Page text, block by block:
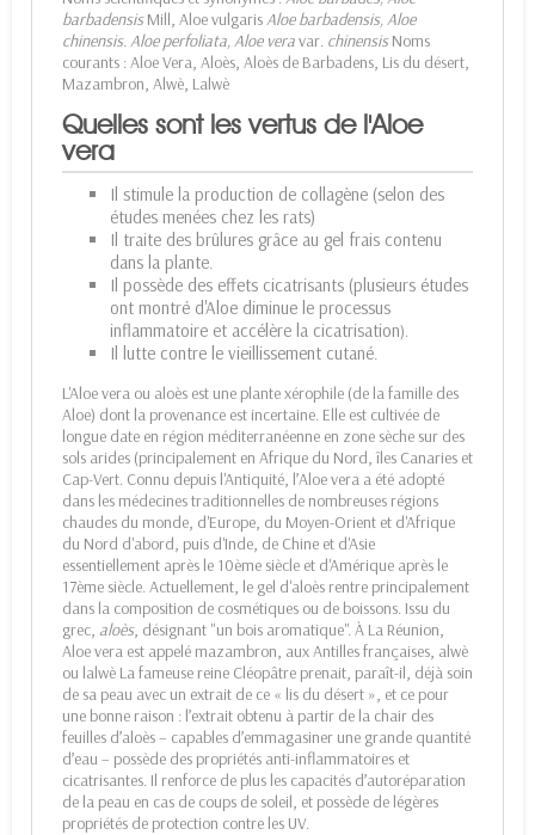
barbadensisMill, Aloe vulgarisAloe barbadensis, Aloe
chinensis.Aloe perfoliata,Aloe veravar. chinensisNoms
courants : Aloe Vera, Aloès, Aloès de Barbadens, Lis du désert,
Mazambron, Alwè, Lalwè
Quelles sont les vertus de l'Aloe
vera
Il stimule la production de collagène (selon des
études menées chez les rats)
Il traite des brûlures grâce au gel frais contenu
dans la plante.
Il possède des effets cicatrisants (plusieurs études
ont montré d'Aloe diminue le processus
inflammatoire et accélère la cicatrisation).
Il lutte contre le vieillissement cutané.
L'Aloe vera ou aloès est une plante xérophile (de la famille des
Aloe) dont la provenance est incertaine. Elle est cultivée de
longue date en région méditerranéenne en zone sèche sur des
sols arides (principalement en Afrique du Nord, îles Canaries et
Cap-Vert. Connu depuis l'Antiquité, l’Aloe vera a été adopté
dans les médecines traditionnelles de nombreuses régions
chaudes du monde, d'Europe, du Moyen-Orient et d'Afrique
du Nord d'abord, puis d'Inde, de Chine et d'Asie
essentiellement après le 10ème siècle et d'Amérique après le
17ème siècle. Actuellement, le gel d'aloès rentre principalement
dans la composition de cosmétiques ou de boissons. Issu du
grec, aloès, désignant "un bois aromatique". À La Réunion,
Aloe vera est appelé mazambron, aux Antilles françaises, alwè
ou lalwè La fameuse reine Cléopâtre prenait, paraît-il, déjà soin
de sa peau avec un extrait de ce « lis du désert », et ce pour
une bonne raison : l’extrait obtenu à partir de la chair des
feuilles d’aloès – capables d’emmagasiner une grande quantité
d’eau – possède des propriétés anti-inflammatoires et
cicatrisantes. Il renforce de plus les capacités d’autoréparation
de la peau en cas de coups de soleil, et possède de légères
propriétés de protection contre les UV.